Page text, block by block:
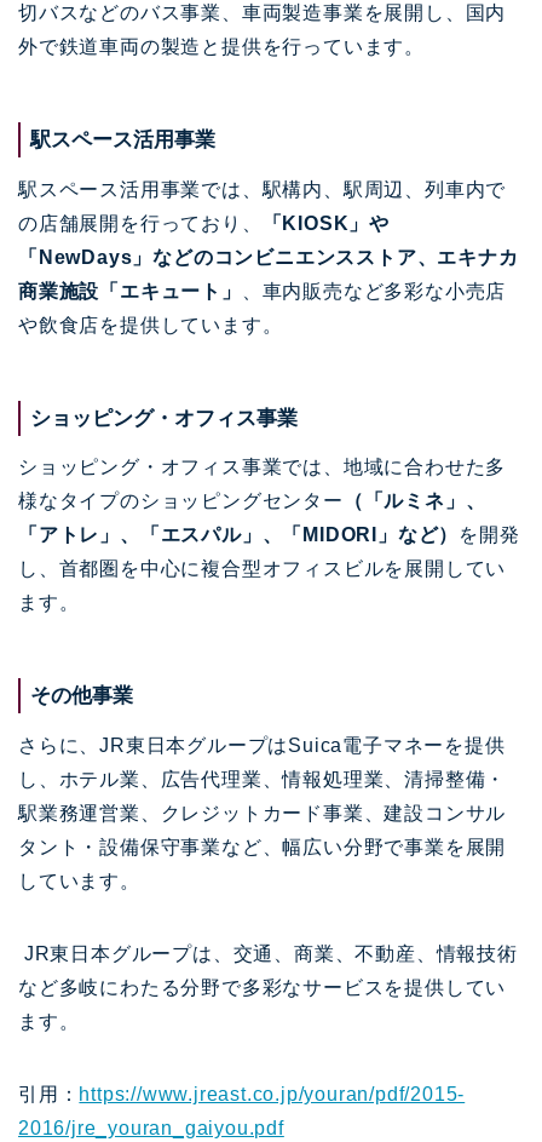
切バスなどのバス事業、車両製造事業を展開し、国内
外で鉄道車両の製造と提供を行っています。
駅スペース活用事業
駅スペース活用事業では、駅構内、駅周辺、列車内で
の店舗展開を行っており、
「KIOSK」や
「NewDays」などのコンビニエンスストア、エキナカ
商業施設「エキュート」
、車内販売など多彩な小売店
や飲食店を提供しています。
ショッピング・オフィス事業
ショッピング・オフィス事業では、地域に合わせた多
様なタイプのショッピングセンター
（「ルミネ」、
「アトレ」、「エスパル」、「MIDORI」など）
を開発
し、首都圏を中心に複合型オフィスビルを展開してい
ます。
その他事業
さらに、JR東日本グループはSuica電子マネーを提供
し、ホテル業、広告代理業、情報処理業、清掃整備・
駅業務運営業、クレジットカード事業、建設コンサル
タント・設備保守事業など、幅広い分野で事業を展開
しています。
JR東日本グループは、交通、商業、不動産、情報技術
など多岐にわたる分野で多彩なサービスを提供してい
ます。
引用： https://www.jreast.co.jp/youran/pdf/2015-
2016/jre_youran_gaiyou.pdf